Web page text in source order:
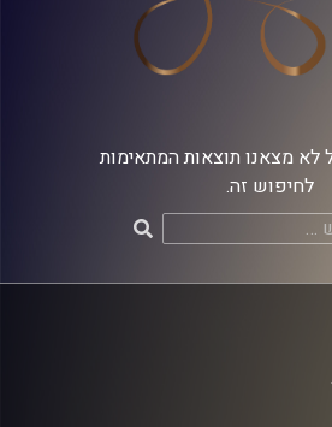
לא מצאנו תוצאות המתאימות
לחיפוש זה.